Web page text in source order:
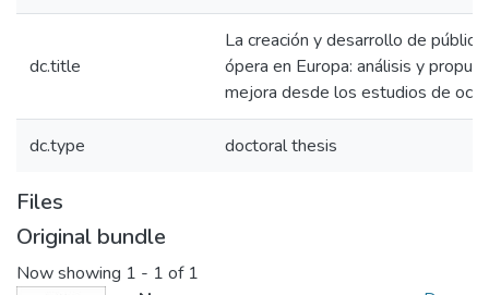
dc.title
La creación y desarrollo de
ópera en Europa: análisis y
mejora desde los estudios de ocio
dc.type doctoral thesis
Files
Original bundle
Now showing 1 - 1 of 1